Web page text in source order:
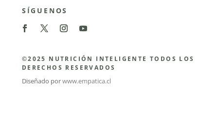
SÍGUENOS
©2025 NUTRICIÓN INTELIGENTE TODOS LOS
DERECHOS RESERVADOS
Diseñado porwww.empatica.cl